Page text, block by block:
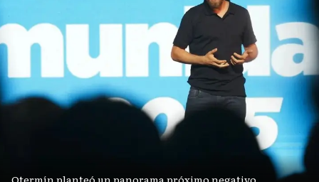
Otermín planteó un panorama próximo negativo